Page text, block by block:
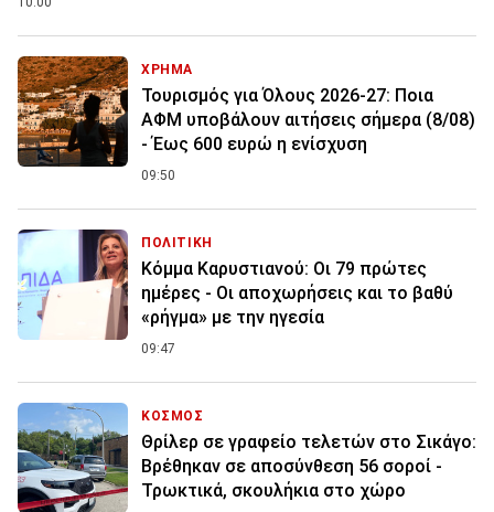
ΧΡΗΜΑ
Τουρισμός για Όλους 2026-27: Ποια
ΑΦΜ υποβάλουν αιτήσεις σήμερα (8/08)
- Έως 600 ευρώ η ενίσχυση
09:50
ΠΟΛΙΤΙΚΗ
Κόμμα Καρυστιανού: Οι 79 πρώτες
ημέρες - Οι αποχωρήσεις και το βαθύ
«ρήγμα» με την ηγεσία
09:47
ΚΟΣΜΟΣ
Θρίλερ σε γραφείο τελετών στο Σικάγο:
Βρέθηκαν σε αποσύνθεση 56 σοροί -
Τρωκτικά, σκουλήκια στο χώρο